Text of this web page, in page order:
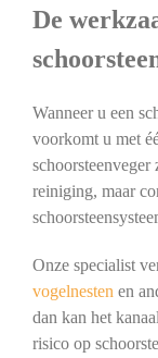
De
Wanneer u een
voorkomt u met
reiniging, maar
Onze specialist
vogelnesten en
dan kan het
risico op